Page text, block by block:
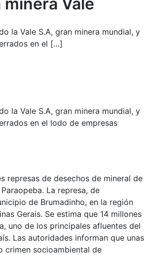
la Vale S.A, gran minera mundial, y
en el […]
la Vale S.A, gran minera mundial, y
en el lodo de empresas
represas de desechos de mineral de
La represa, de
de Brumadinho, en la región
Gerais. Se estima que 14 millones
uno de los principales afluentes del
Las autoridades informan que unas
crimen socioambiental de